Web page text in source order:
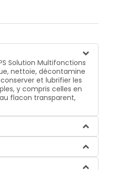
Solution Multifonctions
nettoie, décontamine
et lubrifier les
y compris celles en
flacon transparent,